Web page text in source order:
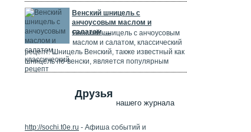
Венский шницель с
анчоусовым маслом и
салатом, ...
Венский шницель с анчоусовым
маслом и салатом, классический
рецепт. Шницель Венский, также известный как
шницель по-венски, является популярным
Друзья
нашего журнала
http://sochi.t0e.ru - Афиша событий и